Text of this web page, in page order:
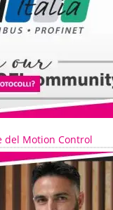
del Motion Control